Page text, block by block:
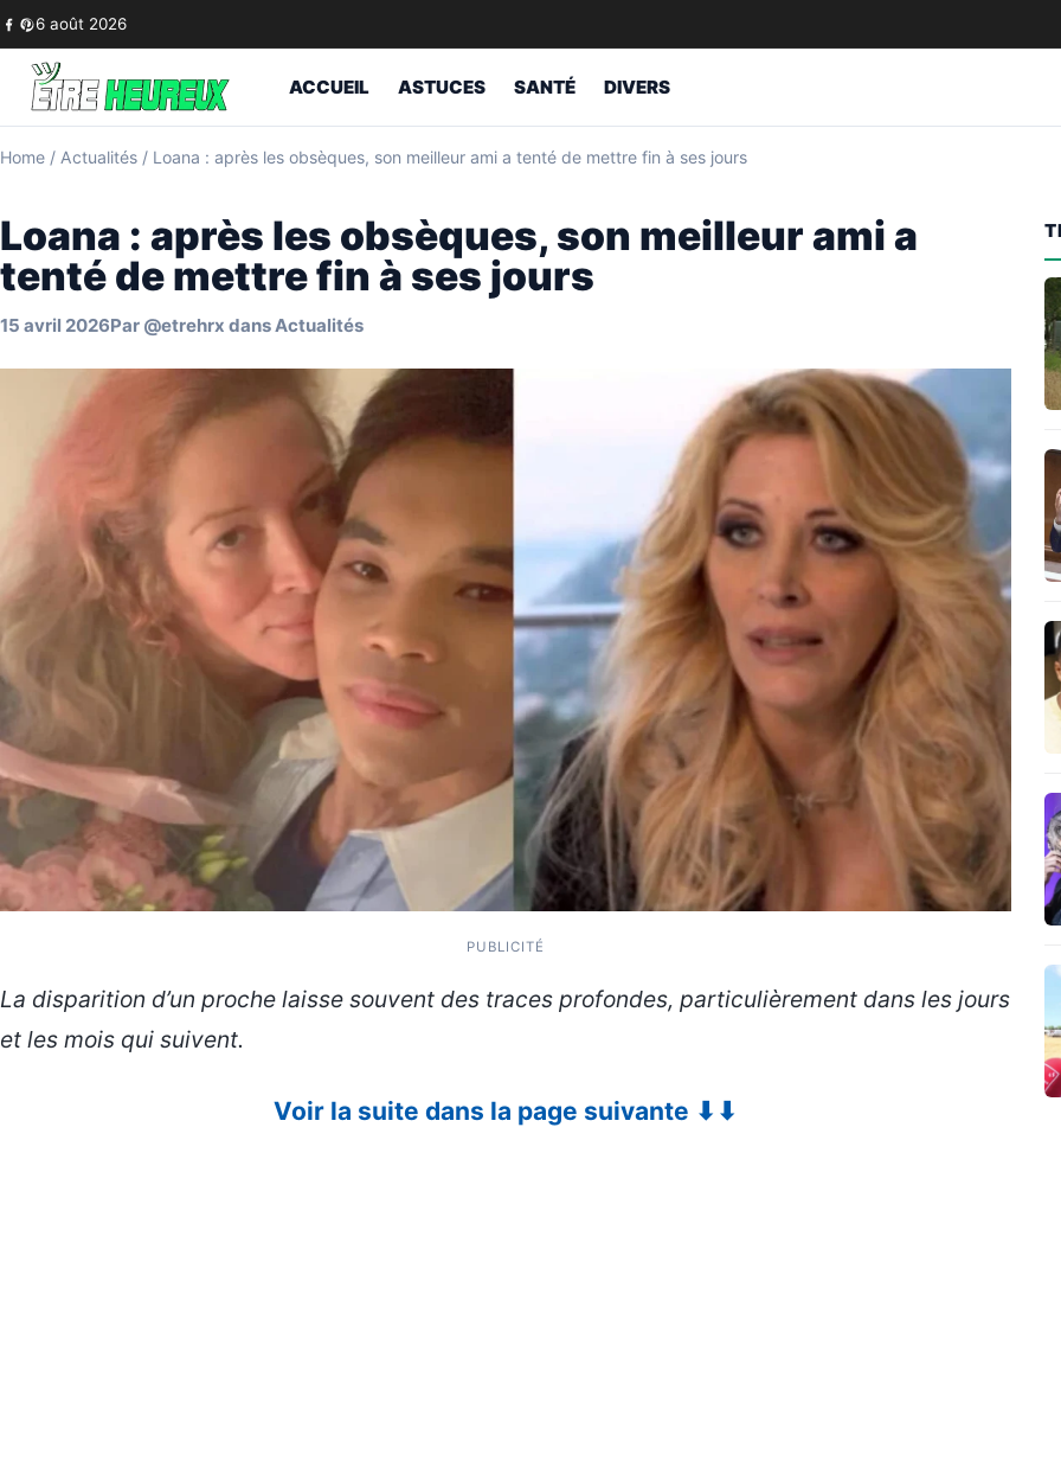
Skip to content
6 août 2026
ACCUEIL ASTUCES SANTÉ DIVERS
Home / Actualités / Loana : après les obsèques, son meilleur ami a tenté de mettre fin à ses jours
Loana : après les obsèques, son meilleur ami a
tenté de mettre fin à ses jours
15 avril 2026Par @etrehrx dansActualités
PUBLICITÉ
La disparition d’un proche laisse souvent des traces profondes, particulièrement dans les jours
et les mois qui suivent.
Voir la suite dans la page suivante ⬇⬇